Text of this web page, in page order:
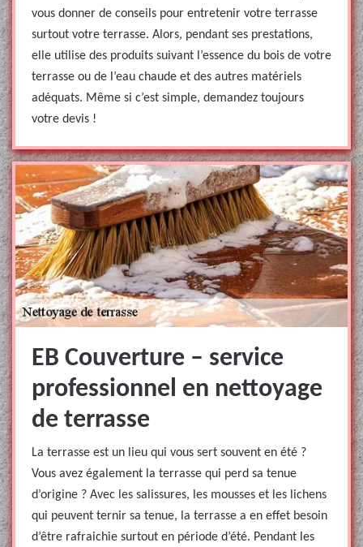
vous donner de conseils pour entretenir votre terrasse
surtout votre terrasse. Alors, pendant ses prestations,
elle utilise des produits suivant l’essence du bois de votre
terrasse ou de l’eau chaude et des autres matériels
adéquats. Même si c’est simple, demandez toujours
votre devis !
EB Couverture – service
professionnel en nettoyage
de terrasse
La terrasse est un lieu qui vous sert souvent en été ?
Vous avez également la terrasse qui perd sa tenue
d’origine ? Avec les salissures, les mousses et les lichens
qui peuvent ternir sa tenue, la terrasse a en effet besoin
d’être rafraichie surtout en période d’été. Pendant les